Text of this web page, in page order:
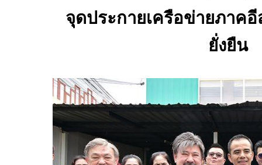
จุดประกายเครือข่ายภาค
ยั่งยืน